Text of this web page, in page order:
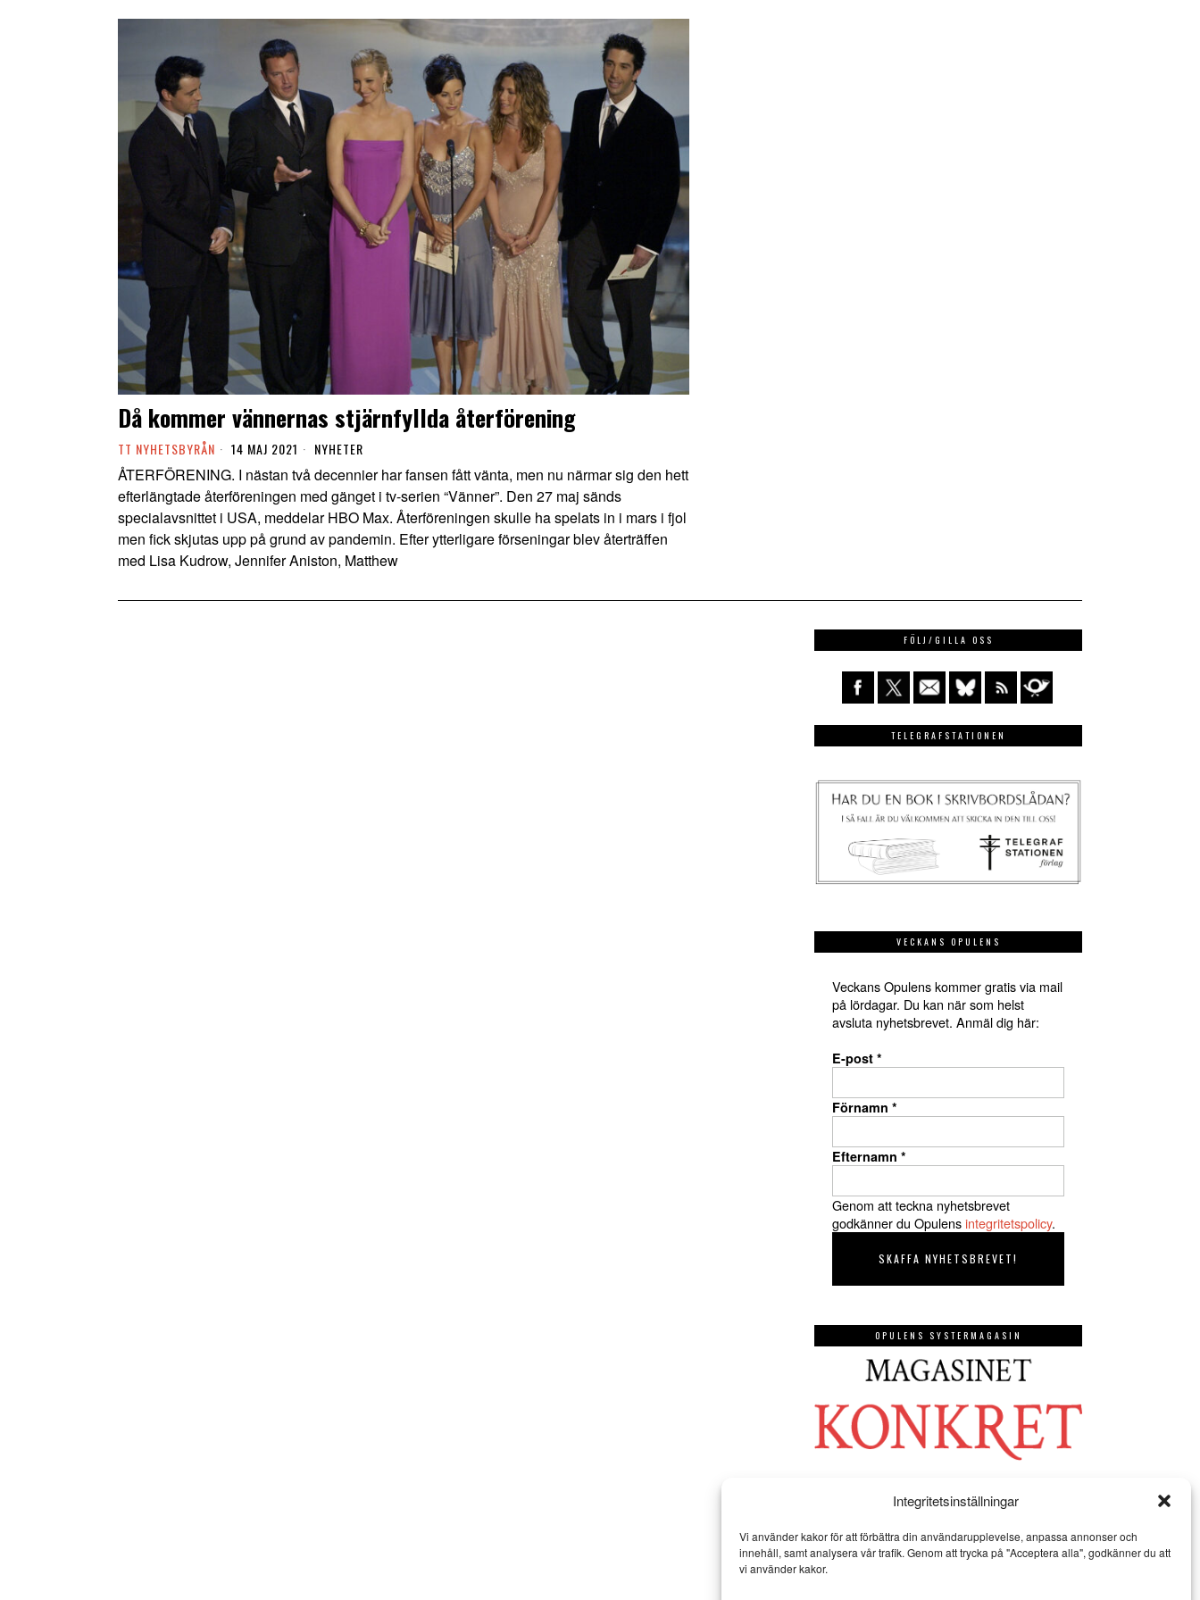
Integritetsinställningar
Vi använder kakor för att förbättra din användarupplevelse, anpassa annonser och
innehåll, samt analysera vår trafik. Genom att trycka på "Acceptera alla", godkänner du att
vi använder kakor.
Då kommer vännernas stjärnfyllda återförening
TT NYHETSBYRÅN 14 MAJ 2021 NYHETER
ÅTERFÖRENING. I nästan två decennier har fansen fått vänta, men nu närmar sig den hett
efterlängtade återföreningen med gänget i tv-serien “Vänner”. Den 27 maj sänds
specialavsnittet i USA, meddelar HBO Max. Återföreningen skulle ha spelats in i mars i fjol
men fick skjutas upp på grund av pandemin. Efter ytterligare förseningar blev återträffen
med Lisa Kudrow, Jennifer Aniston, Matthew
FÖLJ/GILLA OSS
TELEGRAFSTATIONEN
VECKANS OPULENS
Veckans Opulens kommer gratis via mail
på lördagar. Du kan när som helst
avsluta nyhetsbrevet. Anmäl dig här:
E-post *
Förnamn *
Efternamn *
Genom att teckna nyhetsbrevet
godkänner du Opulensintegritetspolicy.
OPULENS SYSTERMAGASIN